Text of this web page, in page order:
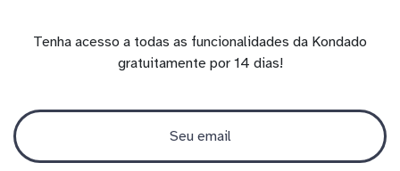
Tenha acesso a todas as funcionalidades da Kondado
gratuitamente por 14 dias!